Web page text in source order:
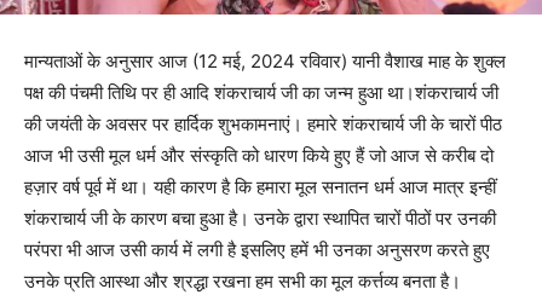
मान्यताओं के अनुसार आज (12 मई, 2024 रविवार) यानी वैशाख माह के शुक्ल
पक्ष की पंचमी तिथि पर ही आदि शंकराचार्य जी का जन्म हुआ था।शंकराचार्य जी
की जयंती के अवसर पर हार्दिक शुभकामनाएं। हमारे शंकराचार्य जी के चारों पीठ
आज भी उसी मूल धर्म और संस्कृति को धारण किये हुए हैं जो आज से करीब दो
हज़ार वर्ष पूर्व में था। यही कारण है कि हमारा मूल सनातन धर्म आज मात्र इन्हीं
शंकराचार्य जी के कारण बचा हुआ है। उनके द्वारा स्थापित चारों पीठों पर उनकी
परंपरा भी आज उसी कार्य में लगी है इसलिए हमें भी उनका अनुसरण करते हुए
उनके प्रति आस्था और श्रद्धा रखना हम सभी का मूल कर्त्तव्य बनता है।